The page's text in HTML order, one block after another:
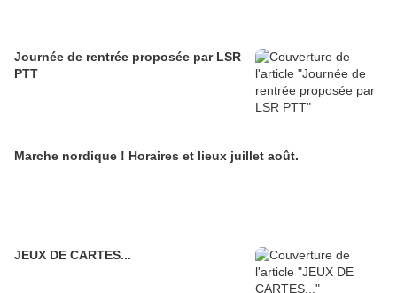
Journée de rentrée proposée par LSR
PTT
Marche nordique ! Horaires et lieux juillet août.
JEUX DE CARTES...